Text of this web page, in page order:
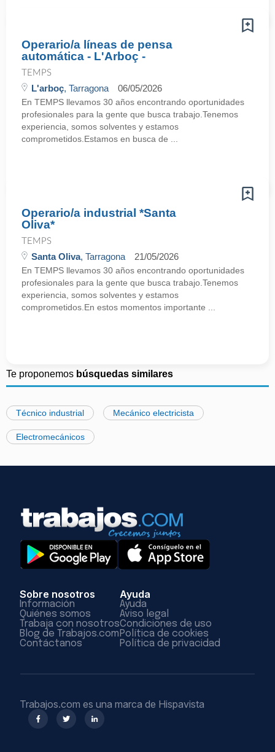
Operario/a líneas de pensa
automática - L'Arboç -
TEMPS
L'arboç, Tarragona 06/05/2026
En TEMPS llevamos 30 años encontrando oportunidades
profesionales para la gente que busca trabajo.Tenemos
experiencia, somos solventes y estamos
comprometidos.Estamos en busca de ...
Operario/a industrial *Santa
Oliva*
TEMPS
Santa Oliva, Tarragona 21/05/2026
En TEMPS llevamos 30 años encontrando oportunidades
profesionales para la gente que busca trabajo.Tenemos
experiencia, somos solventes y estamos
comprometidos.En estos momentos importante ...
Te proponemos búsquedas similares
Técnico industrial Mecánico electricista
Electromecánicos
Sobre nosotros
Información
Quiénes somos
Trabaja con nosotros
Blog de Trabajos.com
Contáctanos
Ayuda
Ayuda
Aviso legal
Condiciones de uso
Política de cookies
Política de privacidad
Trabajos.com es una marca de Hispavista